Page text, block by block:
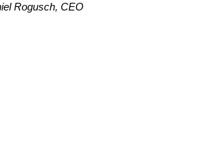
Rogusch, CEO